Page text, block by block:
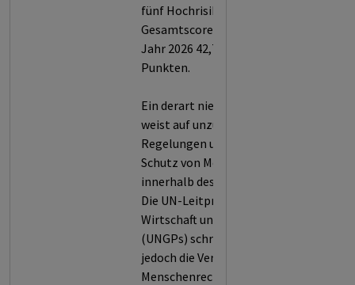
fünf Hochrisiko-Sektoren. Der
Gesamtscore von Nokia betrug im
Jahr 2026 42,7 von möglichen 100
Punkten.
Ein derart niedriger Gesamtscore
weist auf unzureichende
Regelungen und Strukturen zum
Schutz von Menschenrechten
innerhalb des Unternehmens hin.
Die UN-Leitprinzipien für
Wirtschaft und Menschenrechte
(UNGPs) schreiben Unternehmen
jedoch die Verantwortung zu,
Menschenrechte zu respektieren